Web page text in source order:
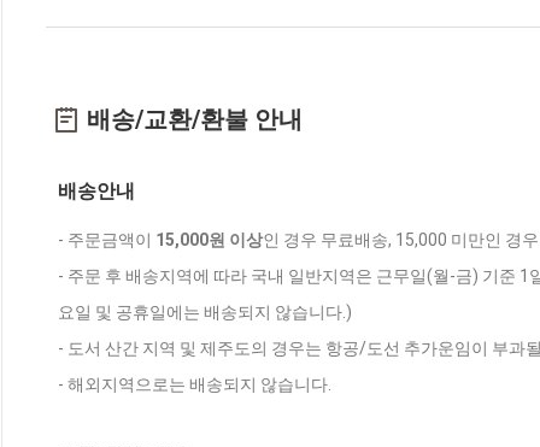
배송/교환/환불 안내
배송안내
- 주문금액이 15,000원 이상인 경우 무료배송, 15,000 미만인 경
- 주문 후 배송지역에 따라 국내 일반지역은 근무일(월-금) 기준
요일 및 공휴일에는 배송되지 않습니다.)
- 도서 산간 지역 및 제주도의 경우는 항공/도선 추가운임이 부과
- 해외지역으로는 배송되지 않습니다.